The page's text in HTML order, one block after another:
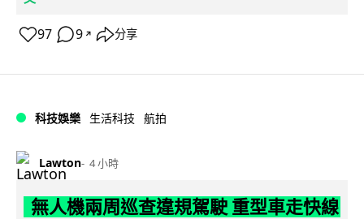
97 9 ↗ 分享
科技娛樂 生活科技 航拍
Lawton 4 小時
無人機兩周巡查違規駕駛 重型車走快線